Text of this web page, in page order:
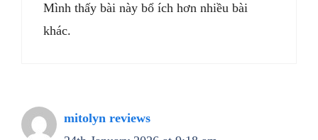
Mình thấy bài này bổ ích hơn nhiều bài
khác.
mitolyn reviews